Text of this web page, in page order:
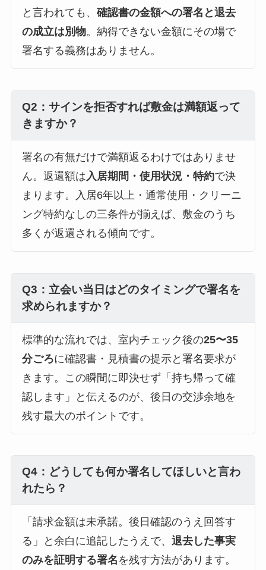
と言われても、 確認書の金額への署名と退去
の成立は別物。納得できない金額にその場で
署名する義務はありません。
Q2：サインを拒否すれば敷金は満額返って
きますか？
署名の有無だけで満額返るわけではありませ
ん。返還額は 入居期間・使用状況・特約で決
まります。入居6年以上・通常使用・クリーニ
ング特約なしの三条件が揃えば、敷金のうち
多くが返還される傾向です。
Q3：立会い当日はどのタイミングで署名を
求められますか？
標準的な流れでは、室内チェック後の25〜35
分ごろに確認書・見積書の提示と署名要求が
きます。この瞬間に即決せず「持ち帰って確
認します」と伝えるのが、後日の交渉余地を
残す最大のポイントです。
Q4：どうしても何か署名してほしいと言わ
れたら？
「請求金額は未承諾。後日確認のうえ回答す
る」と余白に追記したうえで、 退去した事実
のみを証明する署名 を残す方法があります。